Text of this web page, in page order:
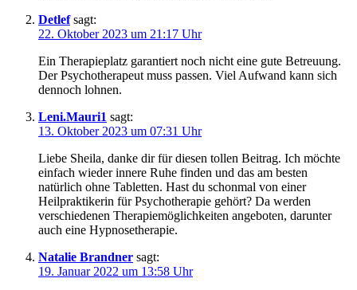
Detlef sagt:
22. Oktober 2023 um 21:17 Uhr
Ein Therapieplatz garantiert noch nicht eine gute Betreuung.
Der Psychotherapeut muss passen. Viel Aufwand kann sich
dennoch lohnen.
Leni.Mauri1 sagt:
13. Oktober 2023 um 07:31 Uhr
Liebe Sheila, danke dir für diesen tollen Beitrag. Ich möchte
einfach wieder innere Ruhe finden und das am besten
natürlich ohne Tabletten. Hast du schonmal von einer
Heilpraktikerin für Psychotherapie gehört? Da werden
verschiedenen Therapiemöglichkeiten angeboten, darunter
auch eine Hypnosetherapie.
Natalie Brandner sagt:
19. Januar 2022 um 13:58 Uhr